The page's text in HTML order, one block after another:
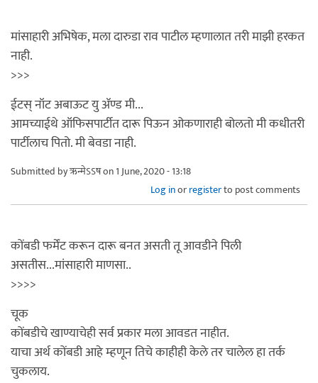
मांसाहारी अभिषेक, मला दारुडा राव पाटील म्हणालात तरी माझी हरकत
नाही.
>>>
ईटस् नॉट अबाऊट यु ॲण्ड मी...
आमच्याईथे ऑफिसपार्टीत दारू पिऊन ओकणाराही बोलतो मी कधीतरी
पार्टीलाच पितो. मी बेवडा नाही.
Submitted byऋन्मेऽऽषon 1 June, 2020 - 13:18
Log inorregisterto post comments
कोंबडी फर्मेंट करून दारू बनत असती तू आवडीने पिली
असतीस...मांसाहारी माणसा..
>>>>
चूक
कोंबडीचे खाण्याचेही सर्व प्रकार मला आवडत नाहीत.
याचा अर्थ कोंबडी आहे म्हणून तिचे काहीही केले तर चालेल हा तर्क
चुकलाय.